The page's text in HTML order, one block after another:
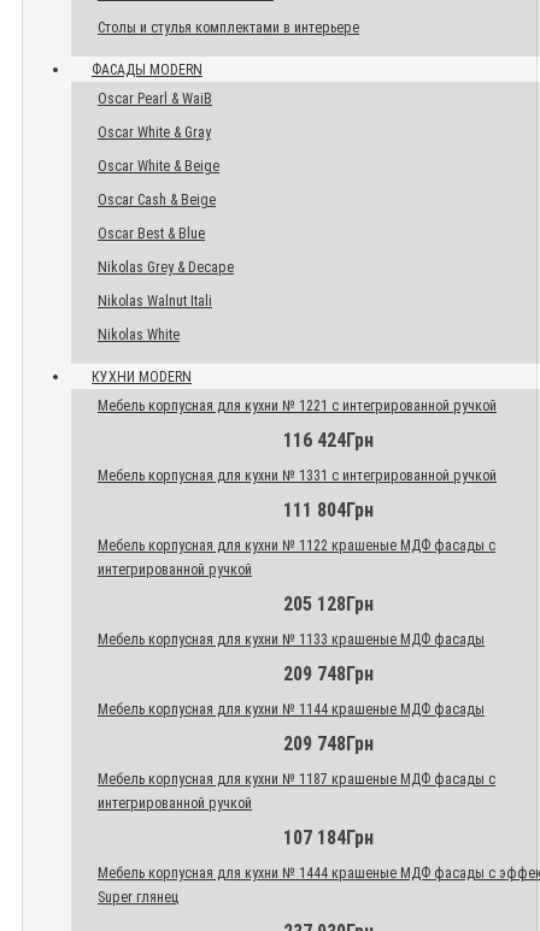
Столы и стулья комплектами в интерьере
ФАСАДЫ MODERN
Oscar Pearl & WaiB
Oscar White & Gray
Oscar White & Beige
Oscar Cash & Beige
Oscar Best & Blue
Nikolas Grey & Decape
Nikolas Walnut Itali
Nikolas White
КУХНИ MODERN
Мебель корпусная для кухни № 1221 с интегрированной ручкой
116 424Грн
Мебель корпусная для кухни № 1331 с интегрированной ручкой
111 804Грн
Мебель корпусная для кухни № 1122 крашеные МДФ фасады с
интегрированной ручкой
205 128Грн
Мебель корпусная для кухни № 1133 крашеные МДФ фасады
209 748Грн
Мебель корпусная для кухни № 1144 крашеные МДФ фасады
209 748Грн
Мебель корпусная для кухни № 1187 крашеные МДФ фасады с
интегрированной ручкой
107 184Грн
Мебель корпусная для кухни № 1444 крашеные МДФ фасады с
Super глянец